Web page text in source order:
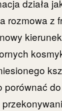
działa
rozmowa z
porównać